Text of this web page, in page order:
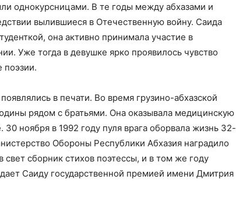
однокурсницами. В те годы между абхазами и
вылившиеся в Отечественную войну. Саида
она активно принимала участие в
Уже тогда в девушке ярко проявилось чувство
поэзии.
в печати. Во время грузино-абхазской
рядом с братьями. Она оказывала медицинскую
ноября в 1992 году пуля врага оборвала жизнь 32-
Обороны Республики Абхазия наградило
сборник стихов поэтессы, и в том же году
Саиду государственной премией имени Дмитрия